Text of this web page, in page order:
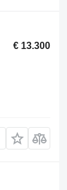
€ 13.300